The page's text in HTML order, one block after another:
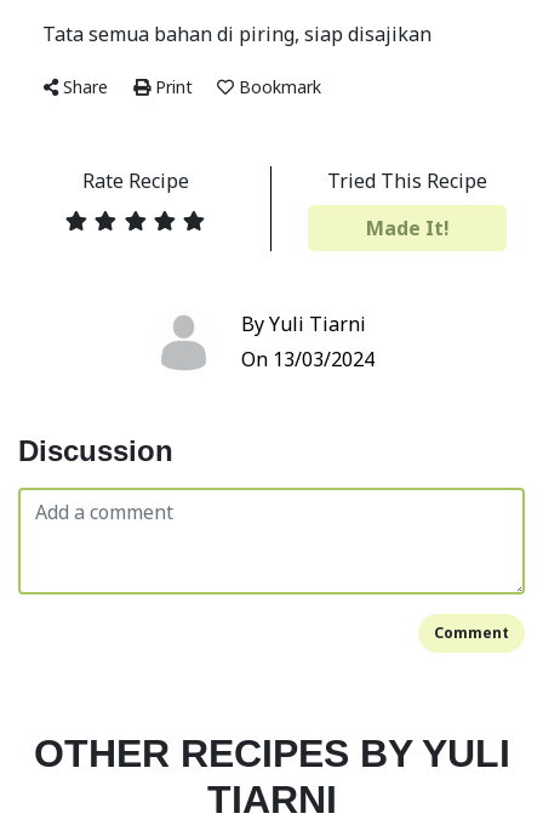
Tata semua bahan di piring, siap disajikan
Share Print Bookmark
Rate Recipe
Tried This Recipe
Made It!
By Yuli Tiarni
On 13/03/2024
Discussion
Comment
OTHER RECIPES BY YULI
TIARNI